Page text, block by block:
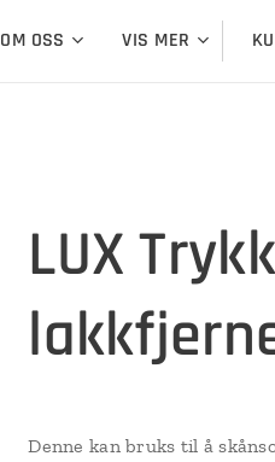
OM OSS VIS MER
LUX
Denne kan bruks til å